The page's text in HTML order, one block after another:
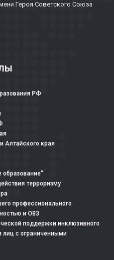
Героя Советского Союза
РФ
Алтайского края
терроризму
профессионального
и ОВЗ
поддержки инклюзивного
лиц с ограниченными